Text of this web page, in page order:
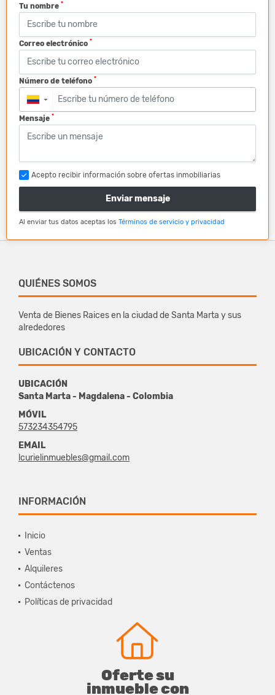
Tu nombre *
Correo electrónico *
Número de teléfono *
▼
Mensaje *
Acepto recibir información sobre ofertas inmobiliarias
Enviar mensaje
Al enviar tus datos aceptas los Términos de servicio y privacidad
QUIÉNES SOMOS
Venta de Bienes Raices en la ciudad de Santa Marta y sus
alrededores
UBICACIÓN Y CONTACTO
UBICACIÓN
Santa Marta - Magdalena - Colombia
MÓVIL
573234354795
EMAIL
lcurielinmuebles@gmail.com
INFORMACIÓN
Inicio
Ventas
Alquileres
Contáctenos
Políticas de privacidad
Oferte su
inmueble con